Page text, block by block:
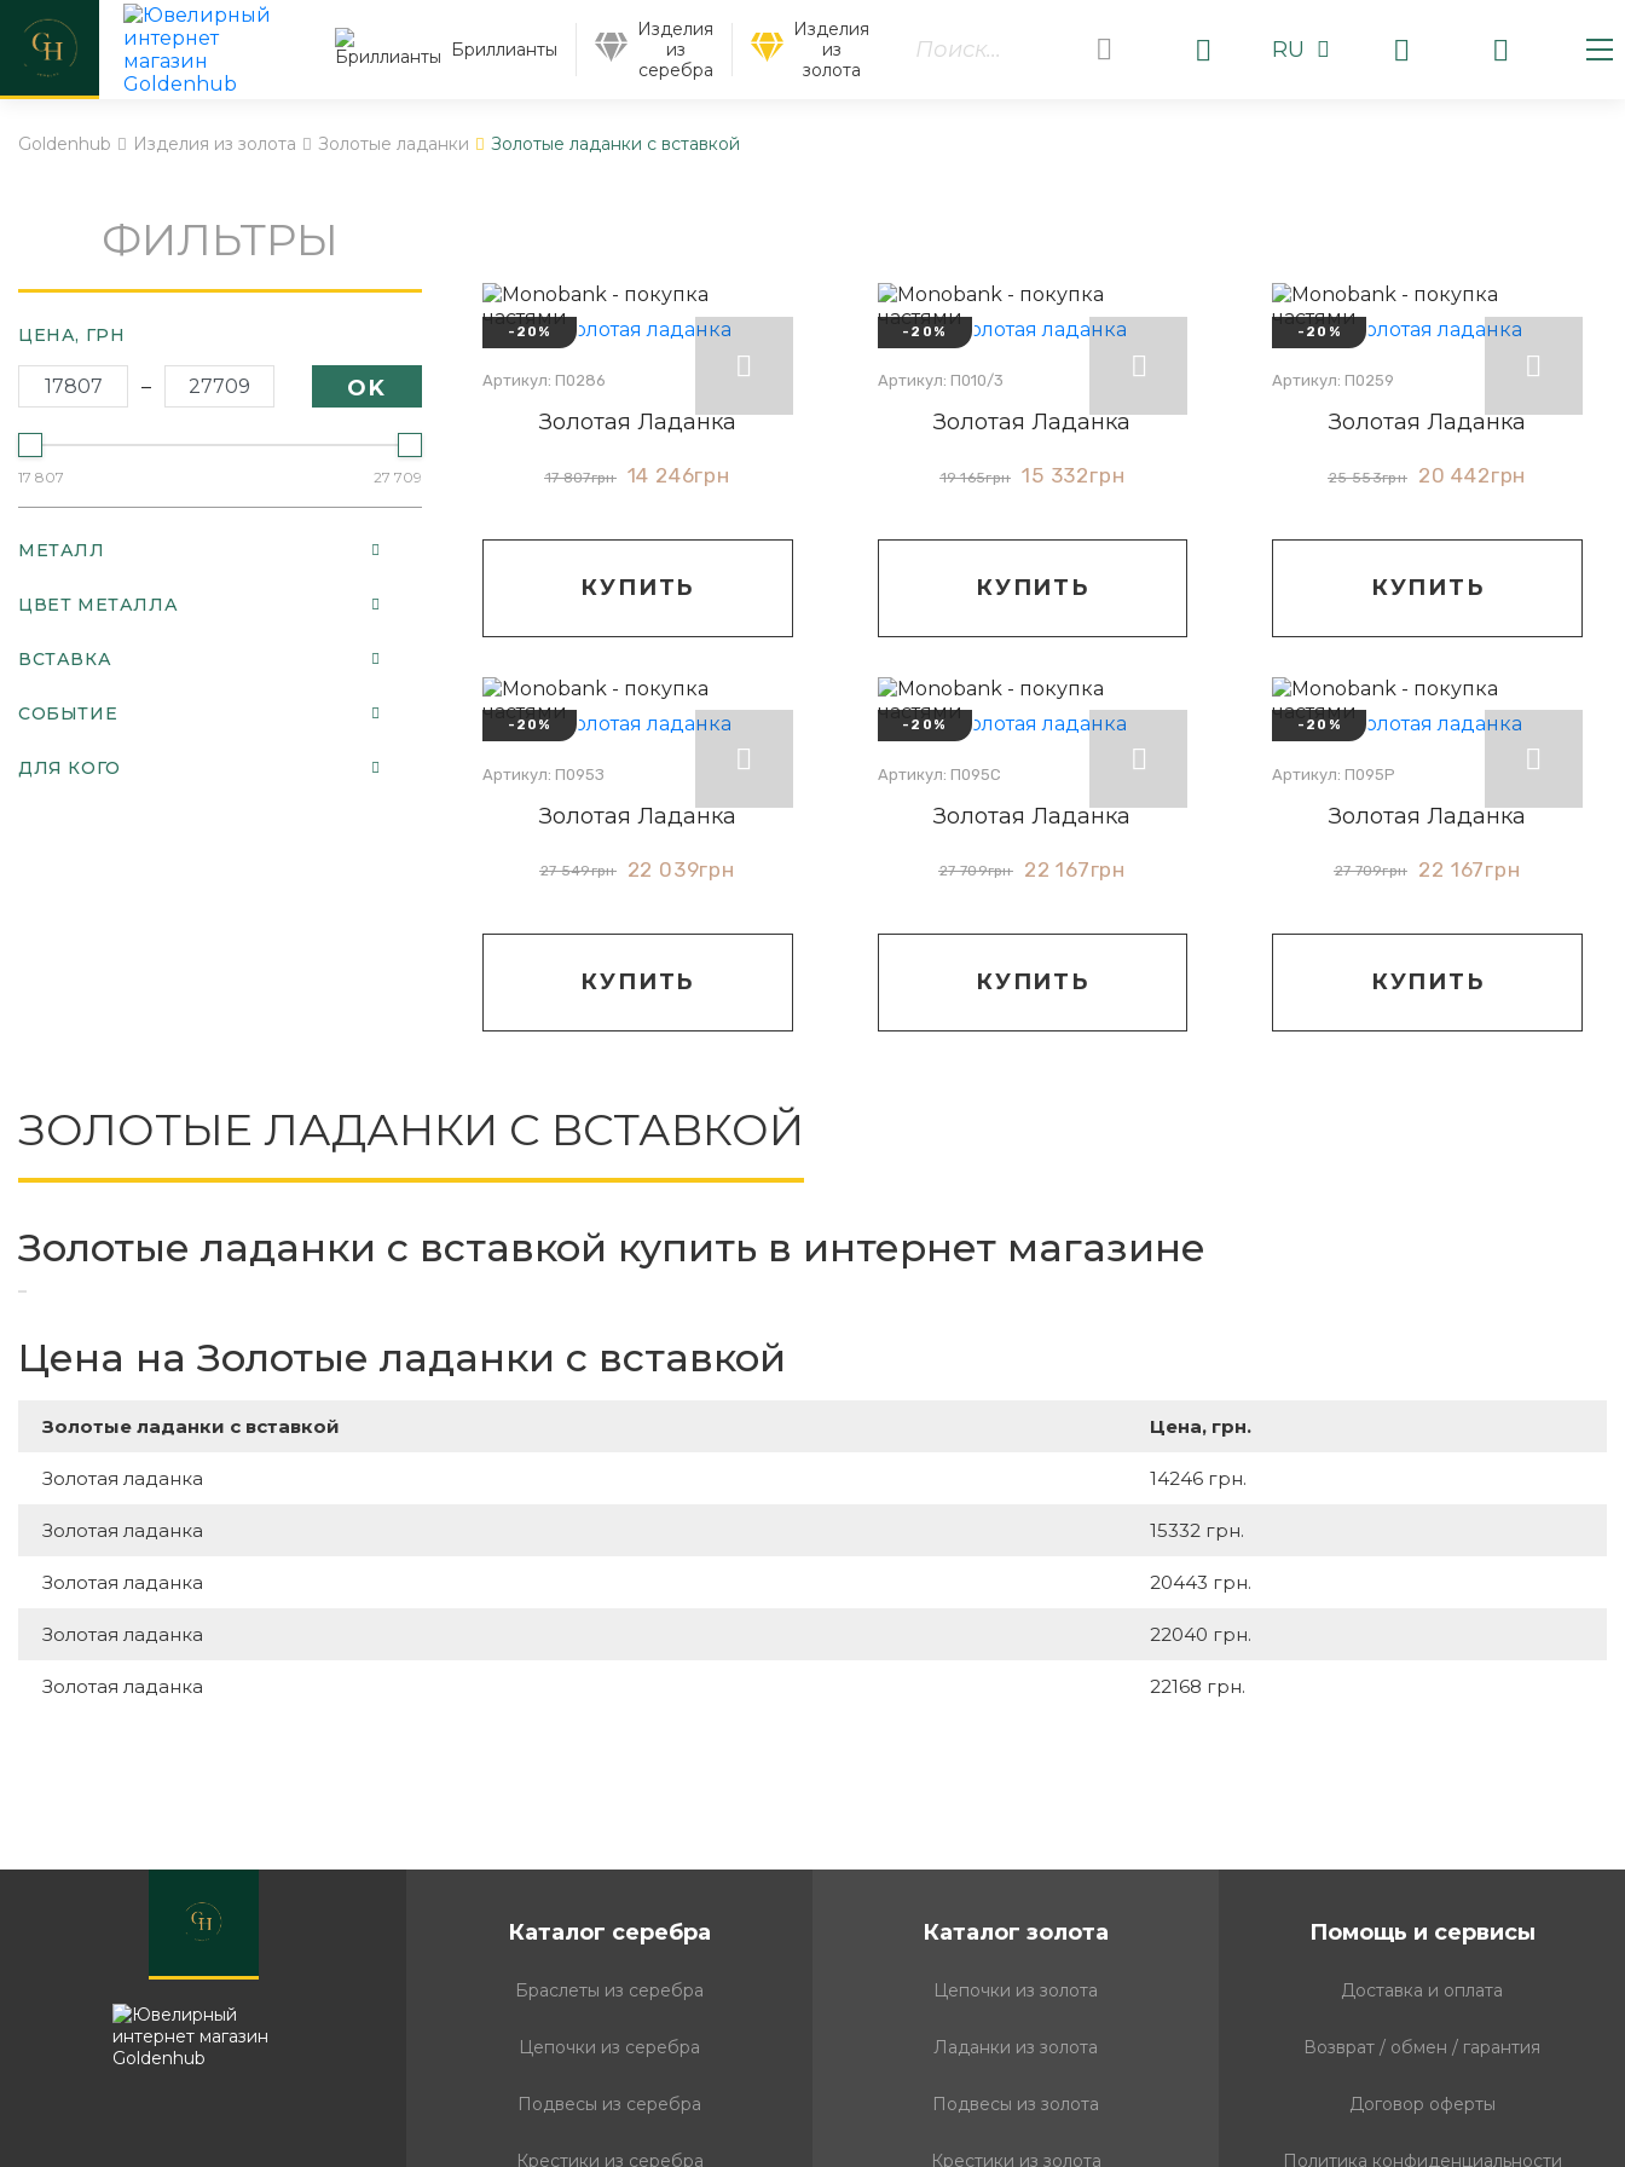
Бриллианты
Изделия
из
серебра
Изделия
из
золота
RU
Goldenhub Изделия из золота Золотые ладанки Золотые ладанки с вставкой
ЗОЛОТЫЕ ЛАДАНКИ С ВСТАВКОЙ
Золотые ладанки с вставкой купить в интернет магазине
Цена на Золотые ладанки с вставкой
Золотые ладанки с вставкой Цена, грн.
Золотая ладанка 14246 грн.
Золотая ладанка 15332 грн.
Золотая ладанка 20443 грн.
Золотая ладанка 22040 грн.
Золотая ладанка 22168 грн.
ФИЛЬТРЫ
ЦЕНА, ГРН
– OK
17 807 27 709
МЕТАЛЛ
ЦВЕТ МЕТАЛЛА
ВСТАВКА
СОБЫТИЕ
ДЛЯ КОГО
-20%
Артикул: П0286
Золотая Ладанка
17 807грн 14 246грн
КУПИТЬ
-20%
Артикул: П010/3
Золотая Ладанка
19 165грн 15 332грн
КУПИТЬ
-20%
Артикул: П0259
Золотая Ладанка
25 553грн 20 442грн
КУПИТЬ
-20%
Артикул: П095З
Золотая Ладанка
27 549грн 22 039грн
КУПИТЬ
-20%
Артикул: П095С
Золотая Ладанка
27 709грн 22 167грн
КУПИТЬ
-20%
Артикул: П095Р
Золотая Ладанка
27 709грн 22 167грн
КУПИТЬ
Каталог серебра
Браслеты из серебра
Цепочки из серебра
Подвесы из серебра
Крестики из серебра
Каталог золота
Цепочки из золота
Ладанки из золота
Подвесы из золота
Крестики из золота
Помощь и сервисы
Доставка и оплата
Возврат / обмен / гарантия
Договор оферты
Политика конфиденциальности